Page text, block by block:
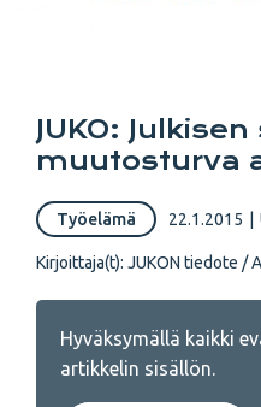
JUKO:
muutosturva
Työelämä 22.1.2015
Kirjoittaja(t): JUKON tiedote /
Hyväksymällä kaikki
artikkelin sisällön.